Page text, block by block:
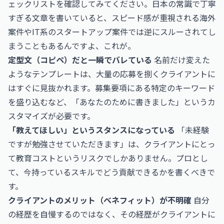
ェックリストを確認してみてください。日本の常識で丁寧
すぎる文章を書いていると、スピード感が重視される海外
案件やIT系のスタートアップ案件では逆にスルーされてし
まうこともあるんですよ、これが。
定型文（コピペ）だと一瞬でバレている 名前だけ変えた
ようなテンプレートは、大量の応募を捌くクライアントに
はすぐに見抜かれます。募集要項にある特定のキーワード
を盛り込むなど、「あなたのために書きました」というカ
スタマイズが必要です。
「教えてほしい」というスタンスになっている 「未経験
ですが勉強させていただきます」は、クライアントにとっ
て教育コストというリスクでしかありません。プロとし
て、今持っているスキルでどう貢献できるかを書くべきで
す。
クライアントのメリット（ベネフィット）が不明確 自分
の経歴を自慢するのではなく、その経歴がクライアントに